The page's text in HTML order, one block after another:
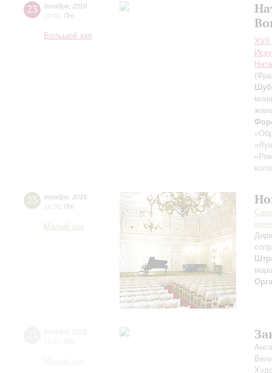
23 декабря 2016
20:00 Пт
Большой зал
23 декабря 2016
14:00 Пт
Малый зал